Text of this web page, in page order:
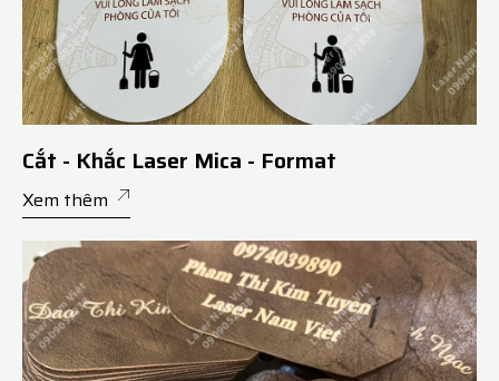
Cắt - Khắc Laser Mica - Format
Xem thêm